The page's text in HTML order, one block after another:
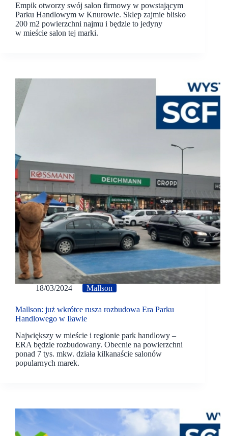
Empik otworzy swój salon firmowy w powstającym
Parku Handlowym w Knurowie. Sklep zajmie blisko
200 m2 powierzchni najmu i będzie to jedyny
w mieście salon tej marki.
18/03/2024 Mallson
Mallson: już wkrótce rusza rozbudowa Era Parku
Handlowego w Iławie
Największy w mieście i regionie park handlowy –
ERA będzie rozbudowany. Obecnie na powierzchni
ponad 7 tys. mkw. działa kilkanaście salonów
popularnych marek.